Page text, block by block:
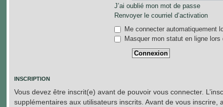
J’ai oublié mon mot de passe
Renvoyer le courriel d’activation
Me connecter automatiquement
Masquer mon statut en ligne
INSCRIPTION
Vous devez être inscrit(e) avant de pouvoir vous connecter.
supplémentaires aux utilisateurs inscrits. Avant de vous